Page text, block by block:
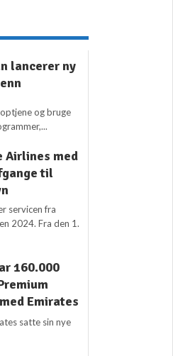
lancerer ny
og bruge
Airlines med
til
servicen fra
2024. Fra den 1.
160.000
Emirates
satte sin nye